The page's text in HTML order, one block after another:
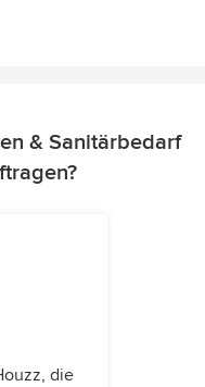
& Sanitärbedarf
die